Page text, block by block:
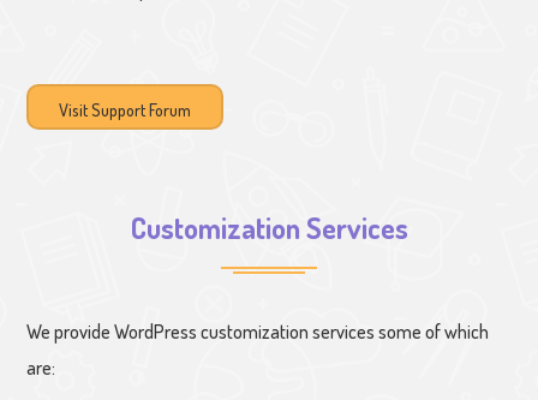
Visit Support Forum
Customization Services
We provide WordPress customization services some of which
are: